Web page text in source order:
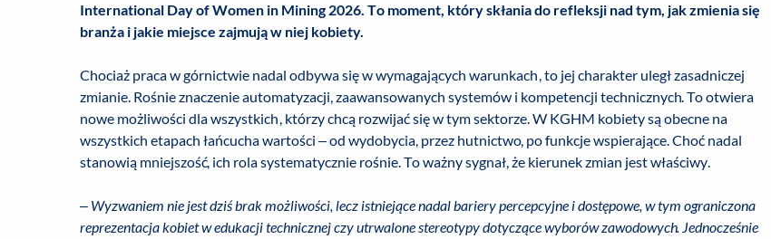
International Day of Women in Mining 2026. To moment, który skłania do refleksji nad tym, jak zmienia się
branża i jakie miejsce zajmują w niej kobiety.
Chociaż praca w górnictwie nadal odbywa się w wymagających warunkach, to jej charakter uległ zasadniczej
zmianie. Rośnie znaczenie automatyzacji, zaawansowanych systemów i kompetencji technicznych. To otwiera
nowe możliwości dla wszystkich, którzy chcą rozwijać się w tym sektorze. W KGHM kobiety są obecne na
wszystkich etapach łańcucha wartości – od wydobycia, przez hutnictwo, po funkcje wspierające. Choć nadal
stanowią mniejszość, ich rola systematycznie rośnie. To ważny sygnał, że kierunek zmian jest właściwy.
– Wyzwaniem nie jest dziś brak możliwości, lecz istniejące nadal bariery percepcyjne i dostępowe, w tym ograniczona
reprezentacja kobiet w edukacji technicznej czy utrwalone stereotypy dotyczące wyborów zawodowych. Jednocześnie